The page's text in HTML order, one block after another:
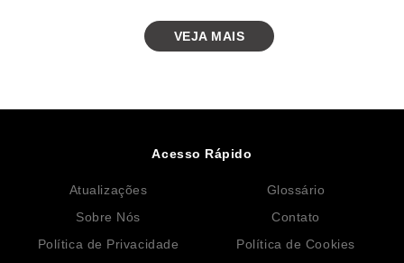
VEJA MAIS
Acesso Rápido
Atualizações
Glossário
Sobre Nós
Contato
Política de Privacidade
Política de Cookies